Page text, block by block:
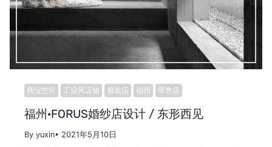
商业空间 工业风店铺 服装店 福州 零售店
福州·FORUS婚纱店设计 / 东形西见
By yuxin• 2021年5月10日